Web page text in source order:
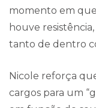
momento em
houve
tanto de dentro
Nicole reforça
cargos para um